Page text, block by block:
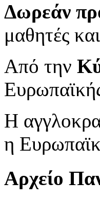
Δωρεάν
μαθητές
Από την
Η
η
Αρχείο